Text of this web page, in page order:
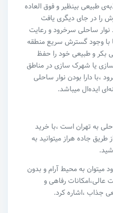
طبیعی بینظیر و فوق العاده
را در جای دیگری یافت
ساحلی سرخرود و رعایت
با وجود گسترش سریع منطقه
بکر و طبیعی خود را حفظ
یا شهرک سازی در مناطق
،با دارا بودن نوار ساحلی
ایده‌ال میباشد.
به تهران است ،با خرید
جاده هراز میتوانید به
میتوان به محیط آرام و بدون
عالی،امکانات رفاهی و
جذاب ،اشاره کرد.